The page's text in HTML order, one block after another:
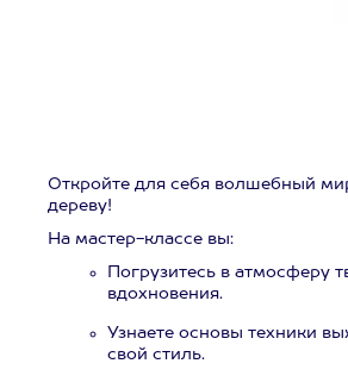
Откройте для себя волшебный
дереву!
На мастер-классе вы:
Погрузитесь в атмосферу
вдохновения.
Узнаете основы техники
свой стиль.